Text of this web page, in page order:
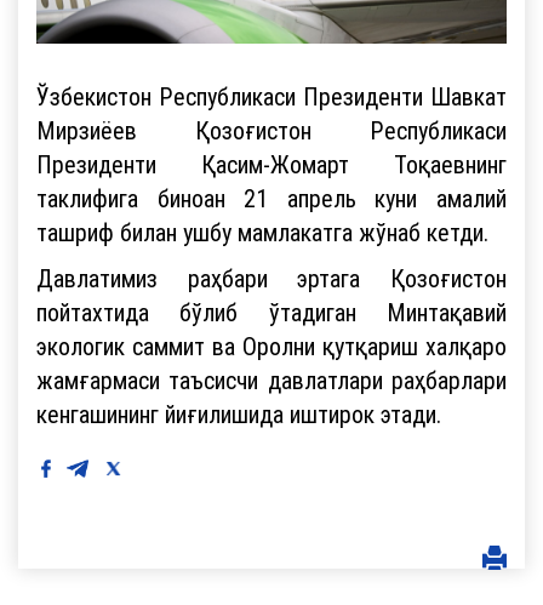
Ўзбекистон Республикаси Президенти Шавкат
Мирзиёев Қозоғистон Республикаси
Президенти Қасим-Жомарт Тоқаевнинг
таклифига биноан 21 апрель куни амалий
ташриф билан ушбу мамлакатга жўнаб кетди.
Давлатимиз раҳбари эртага Қозоғистон
пойтахтида бўлиб ўтадиган Минтақавий
экологик саммит ва Оролни қутқариш халқаро
жамғармаси таъсисчи давлатлари раҳбарлари
кенгашининг йиғилишида иштирок этади.